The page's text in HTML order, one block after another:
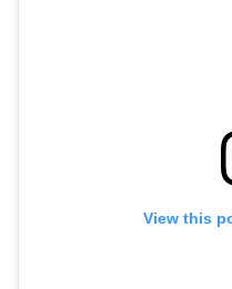
View this